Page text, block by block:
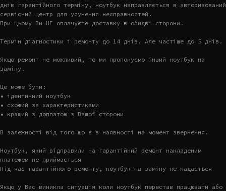
днів гарантійного терміну, ноутбук направляється в авторизований
сервісний центр для усунення несправностей.
При цьому Ви НЕ оплачуєте доставку в обидві сторони.
Термін діагностики і ремонту до 14 днів. Але частіше до 5 днів.
Якщо ремонт не можливий, то ми пропонуємо інший ноутбук на
заміну.
Це може бути:
• ідентичний ноутбук
• схожий за характеристиками
• кращий з доплатою з Вашої сторони
В залежності від того що є в наявності на момент звернення.
Ноутбук, який відправили на гарантійний ремонт накладеним
платежем не приймається
Під час гарантійного ремонту, ноутбук на заміну не надається
Якщо у Вас виникла ситуація коли ноутбук перестав працювати або